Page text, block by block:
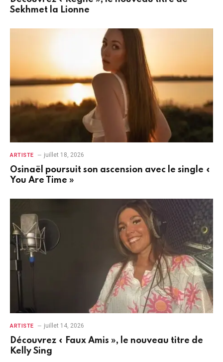
Sekhmet la Lionne
ARTISTE juillet 18, 2026
Osinaël poursuit son ascension avec le single «
You Are Time »
ARTISTE juillet 14, 2026
Découvrez « Faux Amis », le nouveau titre de
Kelly Sing